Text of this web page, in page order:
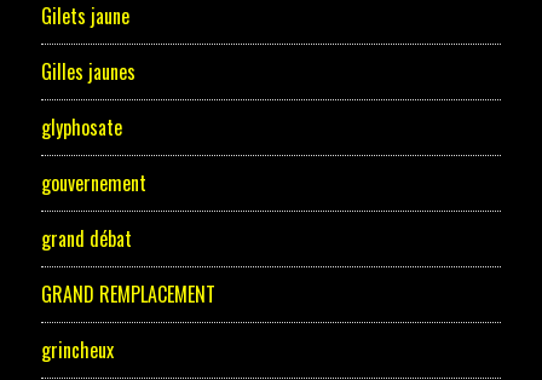
Gilets jaune
Gilles jaunes
glyphosate
gouvernement
grand débat
GRAND REMPLACEMENT
grincheux